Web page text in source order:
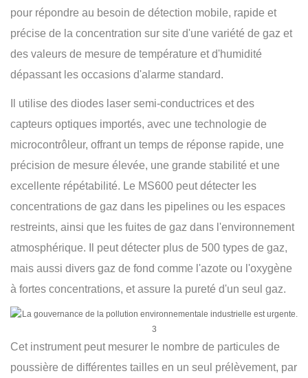
pour répondre au besoin de détection mobile, rapide et
précise de la concentration sur site d'une variété de gaz et
des valeurs de mesure de température et d'humidité
dépassant les occasions d'alarme standard.
Il utilise des diodes laser semi-conductrices et des
capteurs optiques importés, avec une technologie de
microcontrôleur, offrant un temps de réponse rapide, une
précision de mesure élevée, une grande stabilité et une
excellente répétabilité. Le MS600 peut détecter les
concentrations de gaz dans les pipelines ou les espaces
restreints, ainsi que les fuites de gaz dans l'environnement
atmosphérique. Il peut détecter plus de 500 types de gaz,
mais aussi divers gaz de fond comme l'azote ou l'oxygène
à fortes concentrations, et assure la pureté d'un seul gaz.
Cet instrument peut mesurer le nombre de particules de
poussière de différentes tailles en un seul prélèvement, par